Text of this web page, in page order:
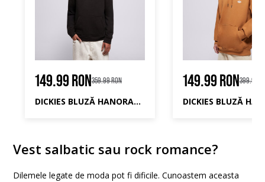
149.99 RON359.99 RON
DICKIES BLUZĂ HANORAC OAKPORT HOODIE
149.99 RON399.99
Vest salbatic sau rock romance?
Dilemele legate de moda pot fi dificile. Cunoastem aceasta